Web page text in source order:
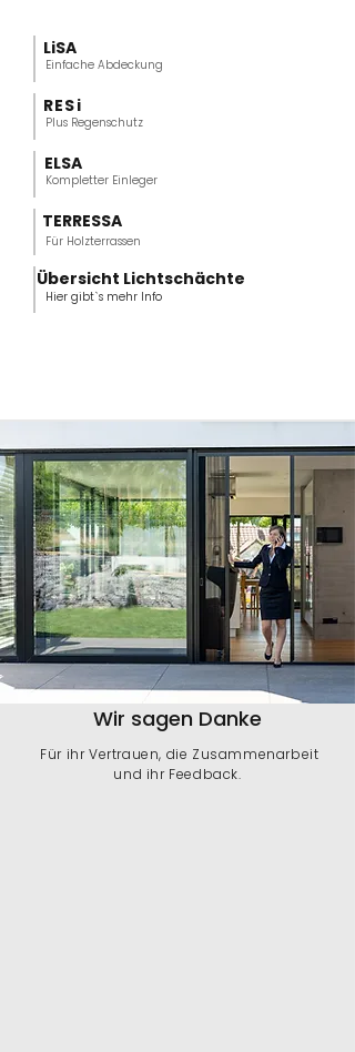
Einfache Abdeckung
LiSA
Plus Regenschutz
RESi
Kompletter Einleger
ELSA
Für Holzterrassen
TERRESSA
Hier gibt`s mehr Info
Übersicht Lichtschächte
Wir sagen Danke
Für ihr Vertrauen, die Zusammenarbeit
und ihr Feedback.​​